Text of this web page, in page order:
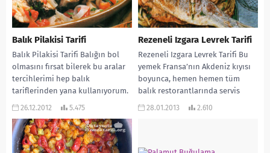
Balık Pilakisi Tarifi
Balık Pilakisi Tarifi Balığın bol
olmasını fırsat bilerek bu aralar
tercihlerimi hep balık
tariflerinden yana kullanıyorum.
Yılbaşınında yakın olmasıyla
26.12.2012 5.475
Rezeneli Izgara Levrek Tarifi
Rezeneli Izgara Levrek Tarifi Bu
yemek Fransa’nın Akdeniz kıyısı
boyunca, hemen hemen tüm
balık restorantlarında servis
yapılmaktadır. Genel olarak
28.01.2013 2.610